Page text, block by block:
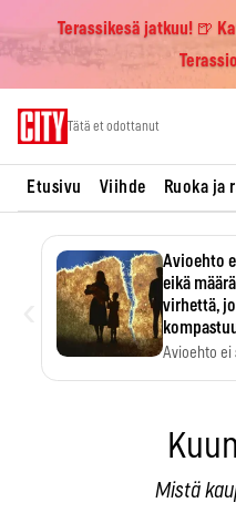
Terassikesä jatkuu! 🍺
Tätä et odottanut
Etusivu Viihde Ruoka ja
Avioehto
eikä
virhettä,
Avioehto ei
Mistä